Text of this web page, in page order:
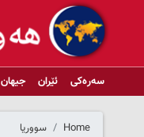
سەرەکی ئێران جیهان
Home سووریا